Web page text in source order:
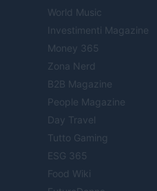
World Music
Investimenti Magazine
Money 365
Zona Nerd
B2B Magazine
People Magazine
Day Travel
Tutto Gaming
ESG 365
Food Wiki